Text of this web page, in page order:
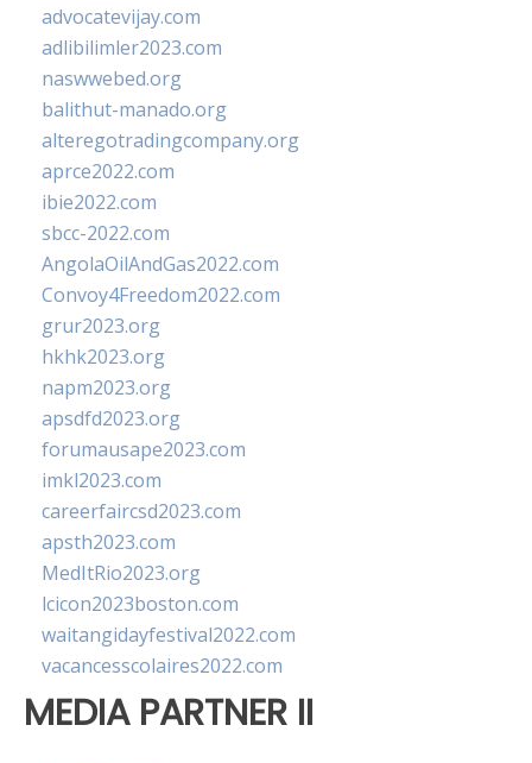
advocatevijay.com
adlibilimler2023.com
naswwebed.org
balithut-manado.org
alteregotradingcompany.org
aprce2022.com
ibie2022.com
sbcc-2022.com
AngolaOilAndGas2022.com
Convoy4Freedom2022.com
grur2023.org
hkhk2023.org
napm2023.org
apsdfd2023.org
forumausape2023.com
imkl2023.com
careerfaircsd2023.com
apsth2023.com
MedItRio2023.org
lcicon2023boston.com
waitangidayfestival2022.com
vacancesscolaires2022.com
MEDIA PARTNER II